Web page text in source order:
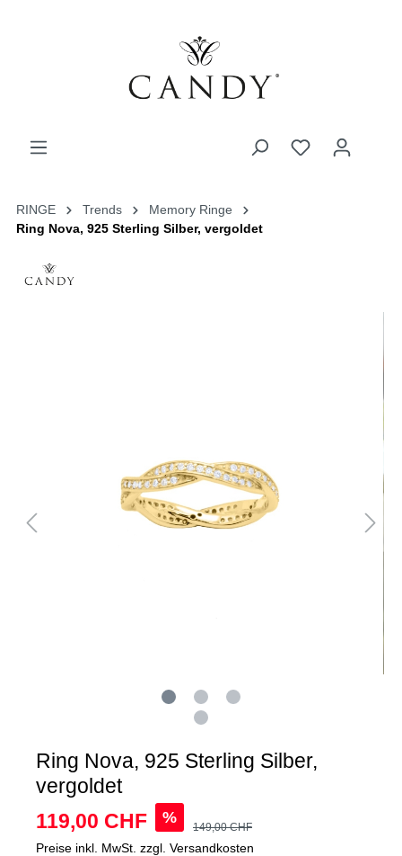
RINGE Trends
Memory Ringe
Ring Nova, 925 Sterling Silber, vergoldet
Ring Nova, 925 Sterling Silber,
vergoldet
119,00 CHF
%
149,00 CHF
Preise inkl. MwSt. zzgl. Versandkosten